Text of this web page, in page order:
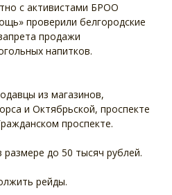
с активистами БРОО
проверили белгородские
продажи
напитков.
из магазинов,
и Октябрьской, проспекте
проспекте.
до 50 тысяч рублей.
рейды.